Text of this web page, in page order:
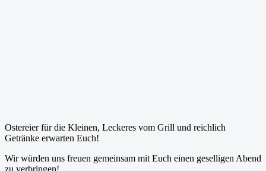
Ostereier für die Kleinen, Leckeres vom Grill und reichlich
Getränke erwarten Euch!
Wir würden uns freuen gemeinsam mit Euch einen geselligen Abend